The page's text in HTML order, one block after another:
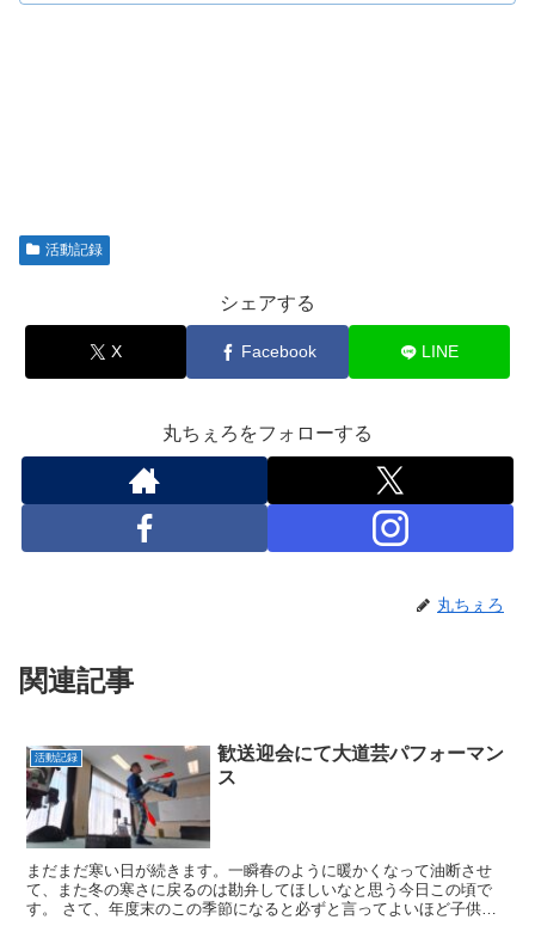
活動記録
シェアする
X Facebook LINE
丸ちぇろをフォローする
丸ちぇろ
関連記事
活動記録
歓送迎会にて大道芸パフォーマン
ス
まだまだ寒い日が続きます。一瞬春のように暖かくなって油断させ
て、また冬の寒さに戻るのは勘弁してほしいなと思う今日この頃で
す。 さて、年度末のこの季節になると必ずと言ってよいほど子供会